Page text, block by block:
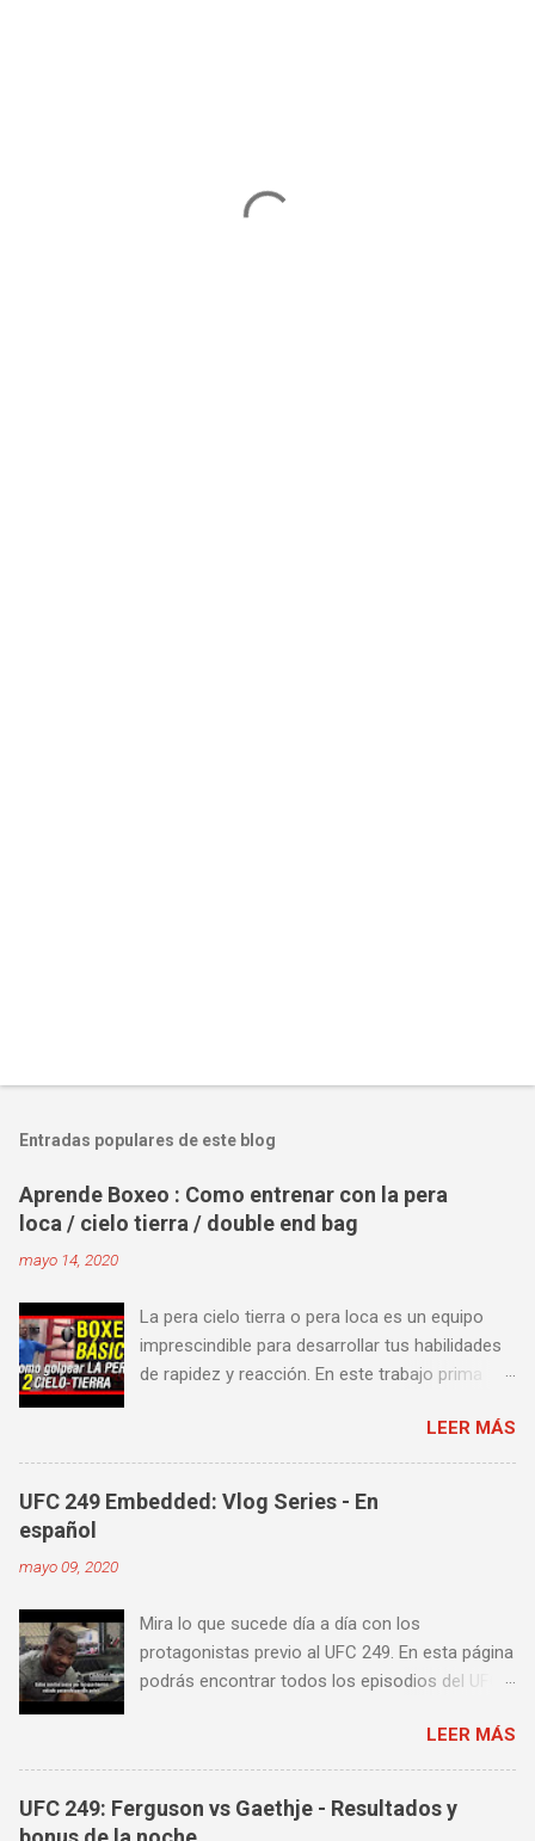
Entradas populares de este blog
Aprende Boxeo : Como entrenar con la pera
loca / cielo tierra / double end bag
mayo 14, 2020
La pera cielo tierra o pera loca es un equipo
imprescindible para desarrollar tus habilidades
de rapidez y reacción. En este trabajo prima
fuerza o la contundencia. Este trabajo también
es fenomenal para desarrollar esquives y
contra golpes a alta velocidad; así como
también las entradas rápidas para acortar
algunos videos donde puedes aprender a
golpear la pera cielo tierra o pera loca. En esta
lista de videos podrás ver diversos tipos de
LEER MÁS
UFC 249 Embedded: Vlog Series - En
español
mayo 09, 2020
Mira lo que sucede día a día con los
protagonistas previo al UFC 249. En esta página
podrás encontrar todos los episodios del UFC
castellano. Te sugiero que estés pendiente ya
que día a día iremos actualizando está pagina
con un nuevo episodio del UFC 249 Embedded:
Vlog Series. Episodio 1 Episodio 2
LEER MÁS
UFC 249: Ferguson vs Gaethje - Resultados y